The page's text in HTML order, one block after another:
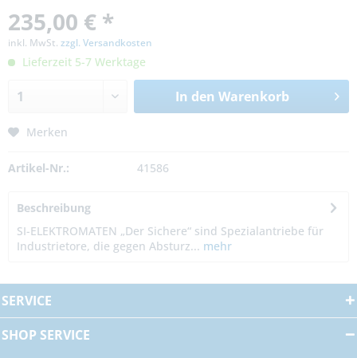
235,00 € *
inkl. MwSt. zzgl. Versandkosten
Lieferzeit 5-7 Werktage
In den Warenkorb
Merken
Artikel-Nr.: 41586
Beschreibung
SI-ELEKTROMATEN „Der Sichere“ sind Spezialantriebe für
Industrietore, die gegen Absturz... mehr
SERVICE
SHOP SERVICE